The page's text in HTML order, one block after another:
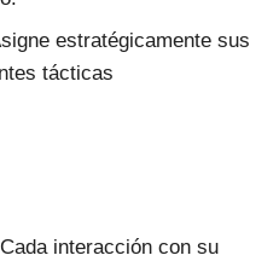
estratégicamente sus
tácticas
Cada interacción con su